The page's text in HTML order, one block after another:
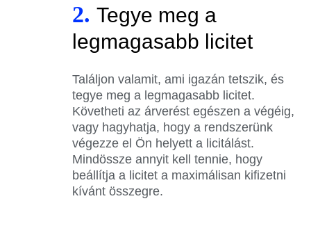
2. Tegye meg a
legmagasabb licitet
Találjon valamit, ami igazán tetszik, és
tegye meg a legmagasabb licitet.
Követheti az árverést egészen a végéig,
vagy hagyhatja, hogy a rendszerünk
végezze el Ön helyett a licitálást.
Mindössze annyit kell tennie, hogy
beállítja a licitet a maximálisan kifizetni
kívánt összegre.